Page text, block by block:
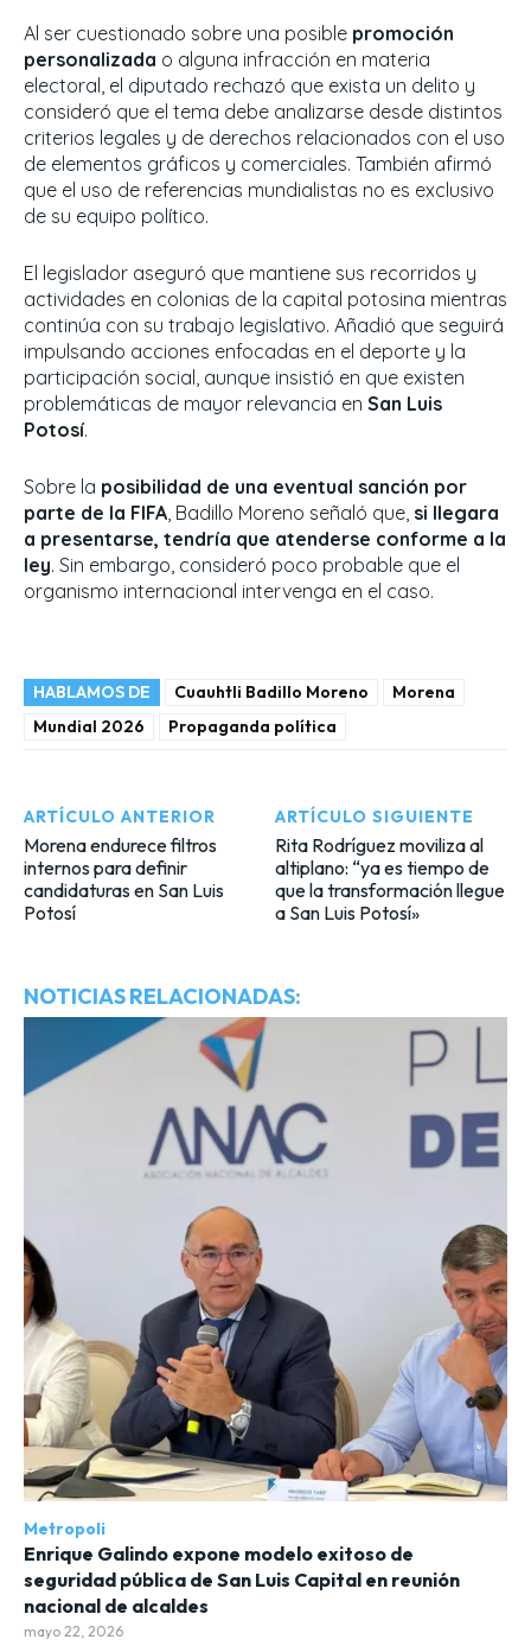
Al ser cuestionado sobre una posible promoción
personalizada o alguna infracción en materia
electoral, el diputado rechazó que exista un delito y
consideró que el tema debe analizarse desde distintos
criterios legales y de derechos relacionados con el uso
de elementos gráficos y comerciales. También afirmó
que el uso de referencias mundialistas no es exclusivo
de su equipo político.
El legislador aseguró que mantiene sus recorridos y
actividades en colonias de la capital potosina mientras
continúa con su trabajo legislativo. Añadió que seguirá
impulsando acciones enfocadas en el deporte y la
participación social, aunque insistió en que existen
problemáticas de mayor relevancia en San Luis
Potosí.
Sobre la posibilidad de una eventual sanción por
parte de la FIFA , Badillo Moreno señaló que, si llegara
a presentarse, tendría que atenderse conforme a la
ley. Sin embargo, consideró poco probable que el
organismo internacional intervenga en el caso.
HABLAMOS DE Cuauhtli Badillo Moreno
Morena
Mundial 2026
Propaganda política
ARTÍCULO ANTERIOR
Morena endurece filtros
internos para definir
candidaturas en San Luis
Potosí
ARTÍCULO SIGUIENTE
Rita Rodríguez moviliza al
altiplano: “ya es tiempo de
que la transformación llegue
a San Luis Potosí»
NOTICIAS RELACIONADAS:
Metropoli
Enrique Galindo expone modelo exitoso de
seguridad pública de San Luis Capital en reunión
nacional de alcaldes
mayo 22, 2026